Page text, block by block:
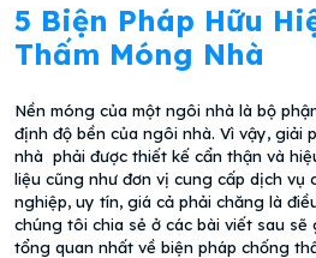
5 Biện Pháp Hữu
Thấm Móng Nhà
Nền móng của một ngôi nhà là bộ
định độ bền của ngôi nhà. Vì vậy, giải
nhà phải được thiết kế cẩn thận và
liệu cũng như đơn vị cung cấp dịch vụ
nghiệp, uy tín, giá cả phải chăng là
chúng tôi chia sẻ ở các bài viết sau sẽ
tổng quan nhất về biện pháp chống